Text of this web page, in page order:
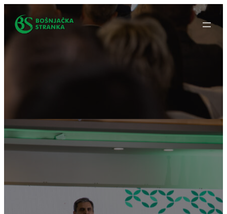
sadržaj